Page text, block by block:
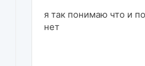
я так понимаю что и
нет